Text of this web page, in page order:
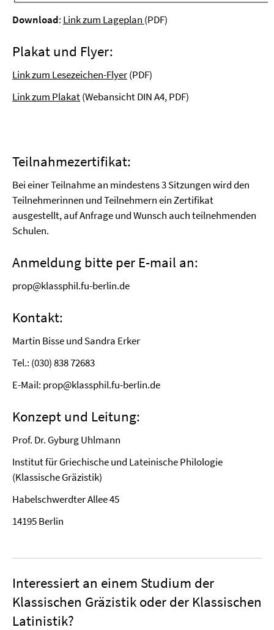
Download: Link zum Lageplan (PDF)
Plakat und Flyer:
Link zum Lesezeichen-Flyer(PDF)
Link zum Plakat(Webansicht DIN A4, PDF)
Teilnahmezertifikat:
Bei einer Teilnahme an mindestens 3 Sitzungen wird den
Teilnehmerinnen und Teilnehmern ein Zertifikat
ausgestellt, auf Anfrage und Wunsch auch teilnehmenden
Schulen.
Anmeldung bitte per E-mail an:
prop@klassphil.fu-berlin.de
Kontakt:
Martin Bisse und Sandra Erker
Tel.: (030) 838 72683
E-Mail: prop@klassphil.fu-berlin.de
Konzept und Leitung:
Prof. Dr. Gyburg Uhlmann
Institut für Griechische und Lateinische Philologie
(Klassische Gräzistik)
Habelschwerdter Allee 45
14195 Berlin
Interessiert an einem Studium der
Klassischen Gräzistik oder der Klassischen
Latinistik?